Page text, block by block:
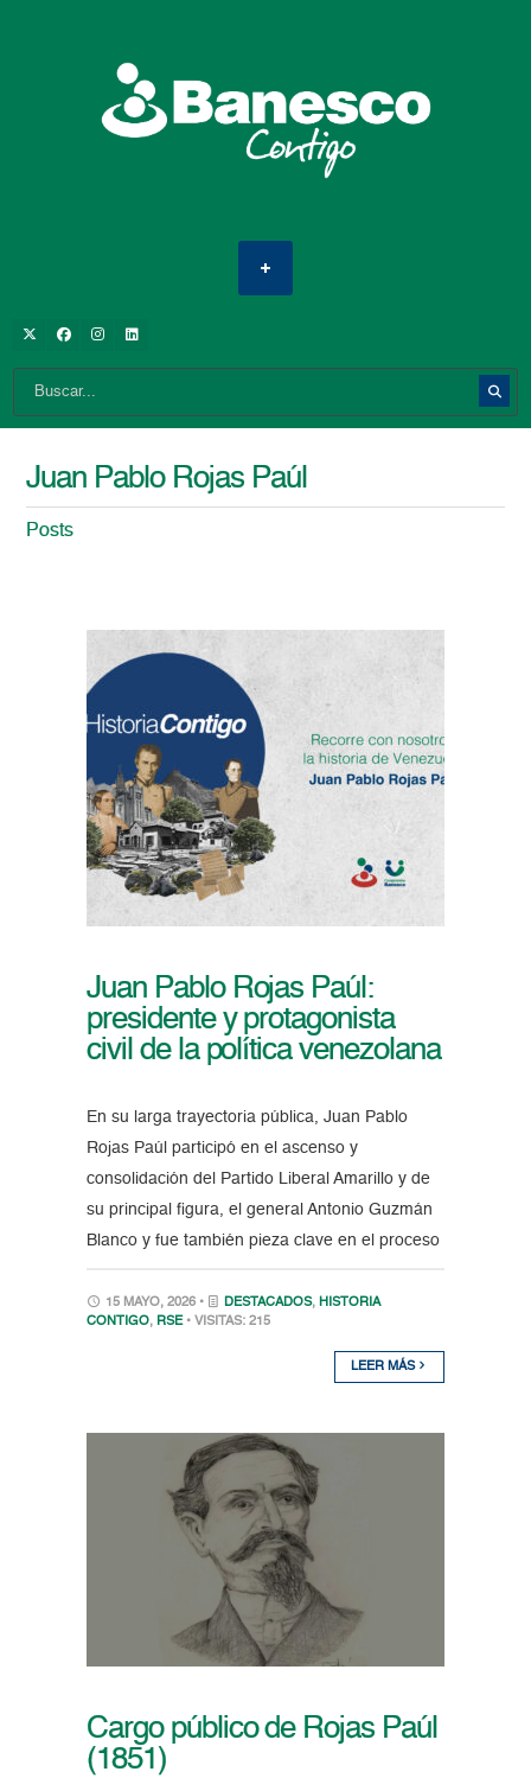
Juan Pablo Rojas Paúl
Posts
Juan Pablo Rojas Paúl:
presidente y protagonista
civil de la política venezolana
En su larga trayectoria pública, Juan Pablo
Rojas Paúl participó en el ascenso y
consolidación del Partido Liberal Amarillo y de
su principal figura, el general Antonio Guzmán
Blanco y fue también pieza clave en el proceso
15 MAYO, 2026 • DESTACADOS, HISTORIA
CONTIGO, RSE • VISITAS: 215
LEER MÁS
Cargo público de Rojas Paúl
(1851)